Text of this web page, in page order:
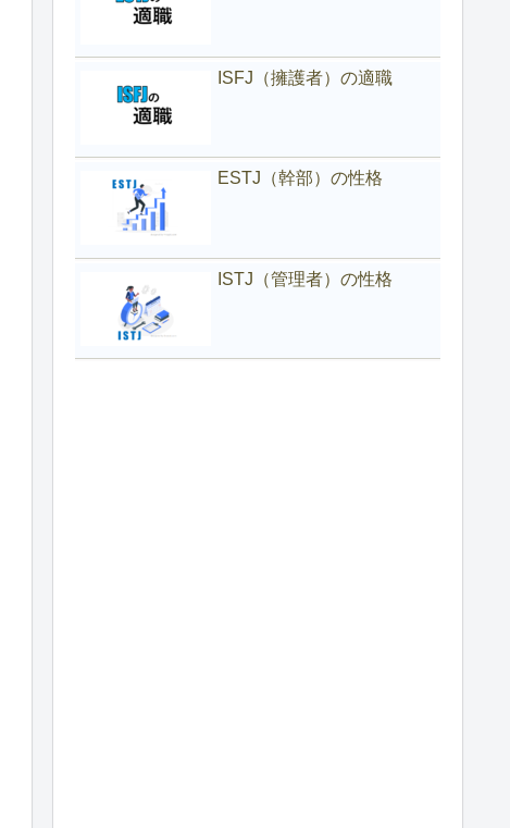
ISFJ（擁護者）の適職
ESTJ（幹部）の性格
ISTJ（管理者）の性格